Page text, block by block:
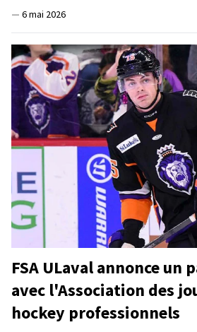
— 6 mai 2026
FSA ULaval annonce un
avec l'Association des
hockey professionnels